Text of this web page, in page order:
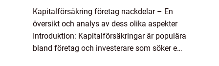
Kapitalförsäkring företag nackdelar – En
översikt och analys av dess olika aspekter
Introduktion: Kapitalförsäkringar är populära
bland företag och investerare som söker en